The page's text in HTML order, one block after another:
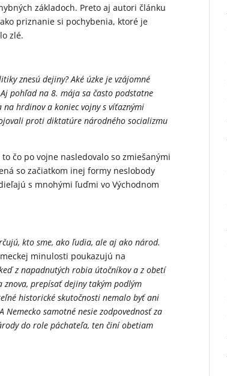
základoch. Preto aj autori článku
priznanie si pochybenia, ktoré je
zlé.
znesú dejiny? Aké úzke je vzájomné
pohľad na 8. mája sa často podstatne
na hrdinov a koniec vojny s víťaznými
proti diktatúre národného socializmu
čo po vojne nasledovalo so zmiešanými
so začiatkom inej formy neslobody
s mnohými ľuďmi vo Východnom
kto sme, ako ľudia, ale aj ako národ.
minulosti poukazujú na
z napadnutých robia útočníkov a z obetí
znova, prepísať dejiny takým podlým
historické skutočnosti nemalo byť ani
samotné nesie zodpovednosť za
do role páchateľa, ten činí obetiam